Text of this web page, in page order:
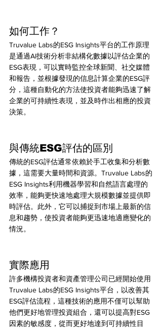
如何工作？
Truvalue Labs的ESG Insights平台的工作原理
是通過AI技術分析非結構化數據以評估企業的
ESG表現，可以實時監控全球新聞、社交媒體
和報告，並根據發現的信息計算企業的ESG評
分，這種自動化的方法使投資者能夠迅速了解
企業的可持續性表現，並及時作出相應的投資
決策。
與傳統ESG評估的區別
傳統的ESG評估通常依賴於手工收集和分析數
據，這需要大量時間和資源。Truvalue Labs的
ESG Insights利用機器學習和自然語言處理的
效率，能夠更快速地處理大規模數據並提供即
時評估。此外，它可以捕捉到市場上最新的信
息和趨勢，使投資者能夠更迅速地適應變化的
情況。
實際應用
許多機構投資者和資產管理公司已經開始使用
Truvalue Labs的ESG Insights平台，以改善其
ESG評估流程，這種技術的應用不僅可以幫助
他們更好地管理投資組合，還可以提高對ESG
因素的敏感度，從而更好地達到可持續性目